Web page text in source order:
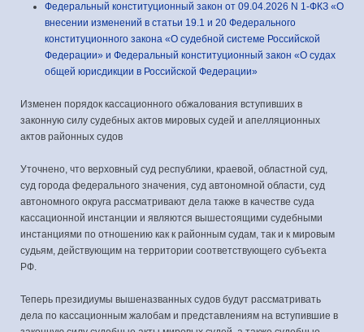
Федеральный конституционный закон от 09.04.2026 N 1-ФКЗ «О
внесении изменений в статьи 19.1 и 20 Федерального
конституционного закона «О судебной системе Российской
Федерации» и Федеральный конституционный закон «О судах
общей юрисдикции в Российской Федерации»
Изменен порядок кассационного обжалования вступивших в
законную силу судебных актов мировых судей и апелляционных
актов районных судов
Уточнено, что верховный суд республики, краевой, областной суд,
суд города федерального значения, суд автономной области, суд
автономного округа рассматривают дела также в качестве суда
кассационной инстанции и являются вышестоящими судебными
инстанциями по отношению как к районным судам, так и к мировым
судьям, действующим на территории соответствующего субъекта
РФ.
Теперь президиумы вышеназванных судов будут рассматривать
дела по кассационным жалобам и представлениям на вступившие в